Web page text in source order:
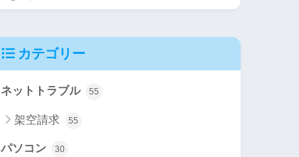
カテゴリー
ネットトラブル 55
架空請求 55
パソコン 30